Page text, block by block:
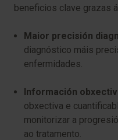
beneficios clave grazas
Maior precisión
diagnóstico máis
enfermidades.
Información
obxectiva e
monitorizar a
ao tratamento.